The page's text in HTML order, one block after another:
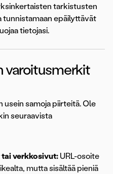
tarkistusten
tunnistamaan epäilyttävät
tietojasi.
varoitusmerkit
samoja piirteitä. Ole
seuraavista
verkkosivut: URL-osoite
mutta sisältää pieniä